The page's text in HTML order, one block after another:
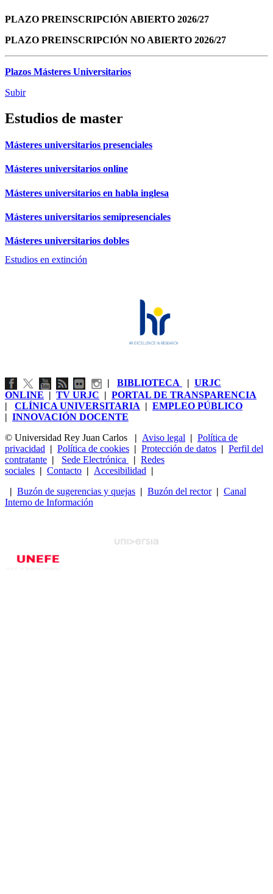
PLAZO PREINSCRIPCIÓN ABIERTO 2026/27
PLAZO PREINSCRIPCIÓN NO ABIERTO 2026/27
Plazos Másteres Universitarios
Subir
Estudios de master
Másteres universitarios presenciales
Másteres universitarios online
Másteres universitarios en habla inglesa
Másteres universitarios semipresenciales
Másteres universitarios dobles
Estudios en extinción
| BIBLIOTECA | URJC
ONLINE | TV URJC | PORTAL DE TRANSPARENCIA
| CLÍNICA UNIVERSITARIA | EMPLEO PÚBLICO
| INNOVACIÓN DOCENTE
© Universidad Rey Juan Carlos
| Aviso legal | Política de
privacidad | Política de cookies | Protección de datos | Perfil del
contratante | Sede Electrónica | Redes
sociales | Contacto | Accesibilidad |
| Buzón de sugerencias y quejas | Buzón del rector| Canal
Interno de Información